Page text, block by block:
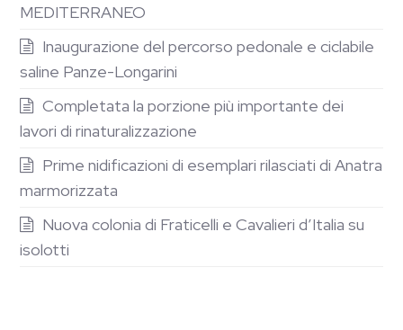
MEDITERRANEO
Inaugurazione del percorso pedonale e ciclabile
saline Panze-Longarini
Completata la porzione più importante dei
lavori di rinaturalizzazione
Prime nidificazioni di esemplari rilasciati di Anatra
marmorizzata
Nuova colonia di Fraticelli e Cavalieri d’Italia su
isolotti